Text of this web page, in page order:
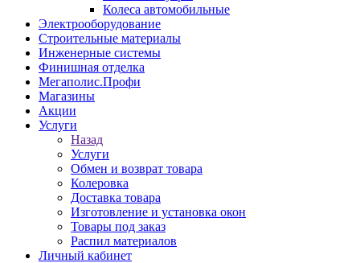
Колеса автомобильные
Электрооборудование
Строительные материалы
Инженерные системы
Финишная отделка
Мегаполис.Профи
Магазины
Акции
Услуги
Назад
Услуги
Обмен и возврат товара
Колеровка
Доставка товара
Изготовление и установка окон
Товары под заказ
Распил материалов
Личный кабинет